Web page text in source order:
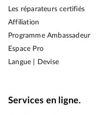
Les réparateurs certifiés
Affiliation
Programme Ambassadeur
Espace Pro
Langue | Devise
Services en ligne.